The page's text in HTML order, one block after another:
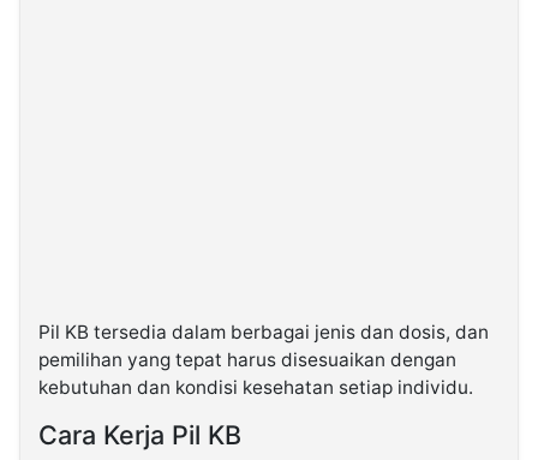
Pil KB tersedia dalam berbagai jenis dan dosis, dan
pemilihan yang tepat harus disesuaikan dengan
kebutuhan dan kondisi kesehatan setiap individu.
Cara Kerja Pil KB